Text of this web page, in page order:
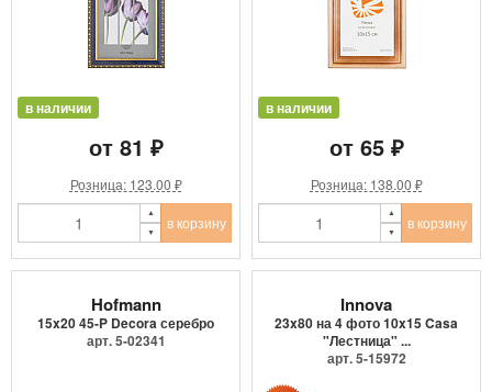
в наличии
от 81 ₽
Розница: 123.00 ₽
в корзину
в наличии
от 65 ₽
Розница: 138.00 ₽
в корзину
Hofmann
15x20 45-P Decora серебро
арт. 5-02341
Innova
23x80 на 4 фото 10x15 Casa
"Лестница" ...
арт. 5-15972